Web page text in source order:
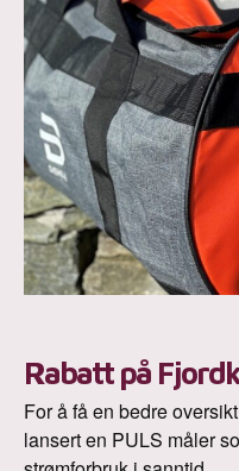
Rabatt på
For å få en bedre
lansert en PULS måler